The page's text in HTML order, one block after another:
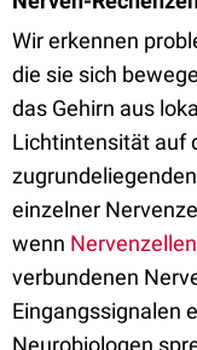
Wir erkennen
die sie sich
das Gehirn aus
Lichtintensität auf
einzelner
wenn Nervenzellen
verbundenen
Eingangssignalen
Neurobiologen